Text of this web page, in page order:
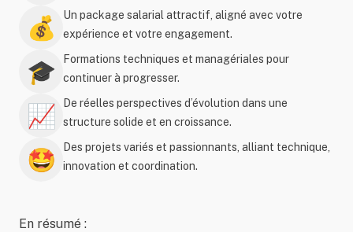
💰
Un package salarial attractif, aligné avec votre
expérience et votre engagement.
🎓
Formations techniques et managériales pour
continuer à progresser.
📈
De réelles perspectives d’évolution dans une
structure solide et en croissance.
🤩
Des projets variés et passionnants, alliant technique,
innovation et coordination.
En résumé :